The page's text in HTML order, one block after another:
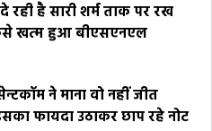
रही है सारी शर्म ताक पर रख
खत्म हुआ बीएसएनएल
ने माना वो नहीं जीत
फायदा उठाकर छाप रहे नोट